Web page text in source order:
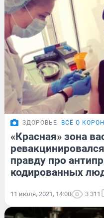
ЗДОРОВЬЕ ВСЁ О
«Красная» зона
правду про
кодированных
11 июля, 2021, 14:00 3 311